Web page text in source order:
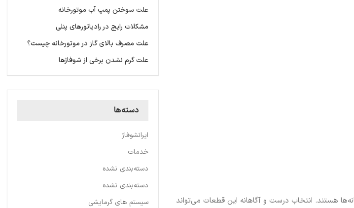
هستند. انتخاب درست و آگاهانه این قطعات می‌تواند
علت سوختن پمپ آب موتورخانه
مشکلات رایج در رادیاتورهای پنلی
علت مصرف بالای گاز در موتورخانه چیست؟
علت گرم نشدن برخی از شوفاژها
دسته‌ها
ایرانشوفاژ
خدمات
دسته‌بندی نشده
دسته‌بندی نشده
سیستم های گرمایشی